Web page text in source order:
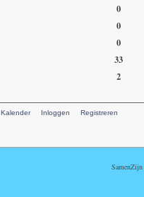
0
0
0
33
2
Kalender Inloggen Registreren